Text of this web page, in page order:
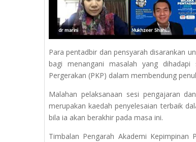
Para pentadbir dan pensyarah disarankan
bagi menangani masalah yang
Pergerakan (PKP) dalam membendung
Malahan pelaksanaan sesi pengajaran
merupakan kaedah penyelesaian terbaik
bila ia akan berakhir pada masa ini.
Timbalan Pengarah Akademi